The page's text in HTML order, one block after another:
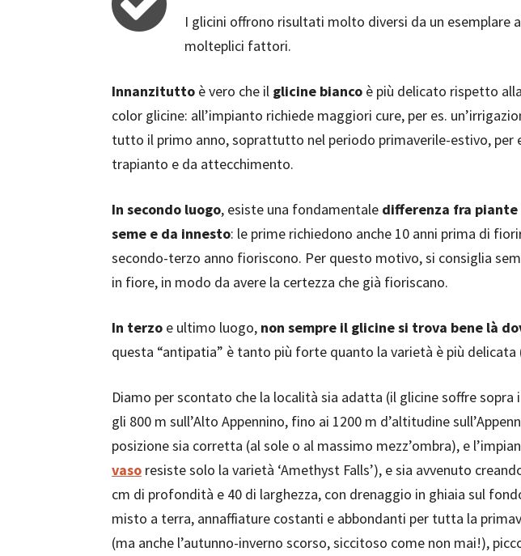
I glicini offrono risultati molto diversi da un esemplare
molteplici fattori.
Innanzitutto è vero che il glicine bianco è più delicato rispetto
color glicine: all’impianto richiede maggiori cure, per es.
tutto il primo anno, soprattutto nel periodo primaverile-estivo, per
trapianto e da attecchimento.
In secondo luogo, esiste una fondamentale differenza fra
seme e da innesto: le prime richiedono anche 10 anni prima di
secondo-terzo anno fioriscono. Per questo motivo, si consiglia
in fiore, in modo da avere la certezza che già fioriscano.
In terzo e ultimo luogo, non sempre il glicine si trova bene là
questa “antipatia” è tanto più forte quanto la varietà è più delicata
Diamo per scontato che la località sia adatta (il glicine soffre sopra
gli 800 m sull’Alto Appennino, fino ai 1200 m d’altitudine
posizione sia corretta (al sole o al massimo mezz’ombra), e
vaso resiste solo la varietà ‘Amethyst Falls’), e sia avvenuto
cm di profondità e 40 di larghezza, con drenaggio in ghiaia sul
misto a terra, annaffiature costanti e abbondanti per tutta la
(ma anche l’autunno-inverno scorso, siccitoso come non mai!),